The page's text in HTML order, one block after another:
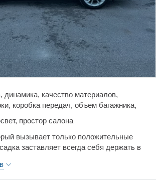
пор катаюсь, одной рукой рулю, второй
динамика, качество материалов,
коробка передач, объем багажника,
цена, шумоизоляция
простор салона
вызывает только положительные
заставляет всегда себя держать в
не ощущается.